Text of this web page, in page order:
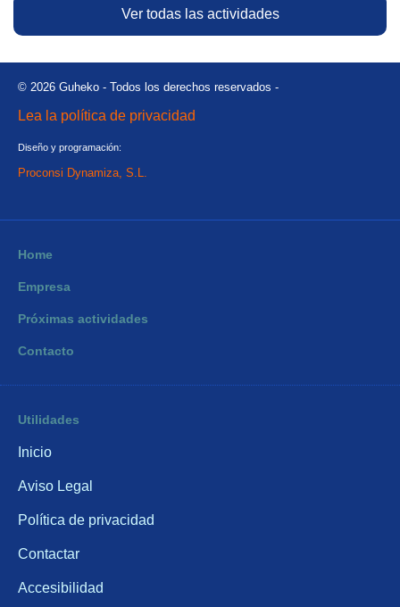
Ver todas las actividades
© 2026 Guheko - Todos los derechos reservados -
Lea la política de privacidad
Diseño y programación:
Proconsi Dynamiza, S.L.
Home
Empresa
Próximas actividades
Contacto
Utilidades
Inicio
Aviso Legal
Política de privacidad
Contactar
Accesibilidad